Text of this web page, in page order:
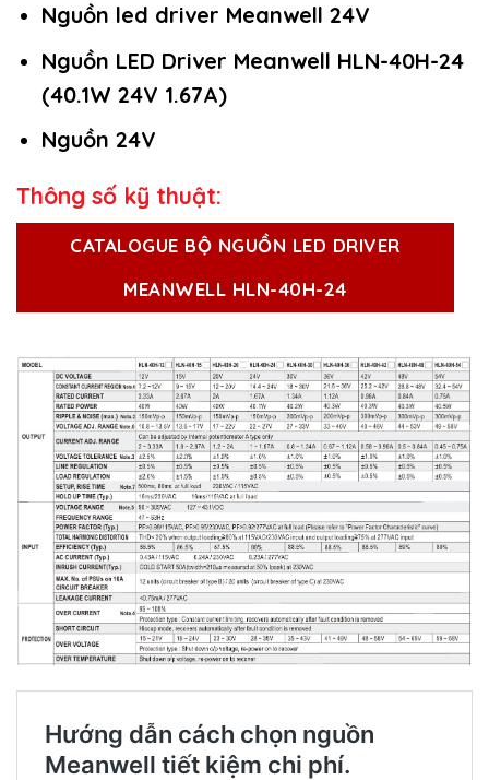
Nguồn led driver Meanwell 24V
Nguồn LED Driver Meanwell HLN-40H-24
(40.1W 24V 1.67A)
Nguồn 24V
Thông số kỹ thuật:
CATALOGUE BỘ NGUỒN LED DRIVER
MEANWELL HLN-40H-24